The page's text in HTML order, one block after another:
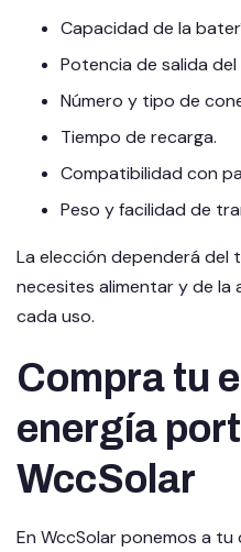
Capacidad de la
Potencia de salida
Número y tipo de
Tiempo de recarga.
Compatibilidad con
Peso y facilidad de
La elección dependerá del
necesites alimentar y de la
cada uso.
Compra tu
energía
WccSolar
En WccSolar ponemos a tu